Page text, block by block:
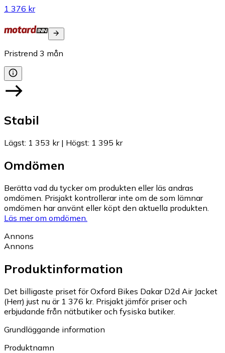
1 376 kr
Pristrend 3 mån
Stabil
Lägst: 1 353 kr| Högst: 1 395 kr
Omdömen
Berätta vad du tycker om produkten eller läs andras
omdömen. Prisjakt kontrollerar inte om de som lämnar
omdömen har använt eller köpt den aktuella produkten.
Läs mer om omdömen.
Annons
Annons
Produktinformation
Det billigaste priset för Oxford Bikes Dakar D2d Air Jacket
(Herr) just nu är 1 376 kr. Prisjakt jämför priser och
erbjudande från nätbutiker och fysiska butiker.
Grundläggande information
Produktnamn